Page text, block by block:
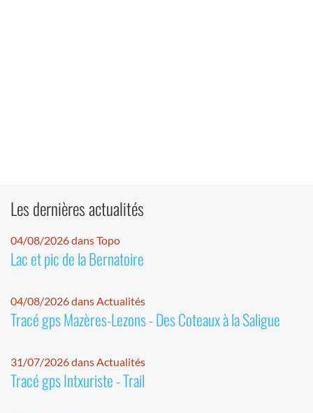
Les dernières actualités
04/08/2026 dans Topo
Lac et pic de la Bernatoire
04/08/2026 dans Actualités
Tracé gps Mazères-Lezons - Des Coteaux à la Saligue
31/07/2026 dans Actualités
Tracé gps Intxuriste - Trail